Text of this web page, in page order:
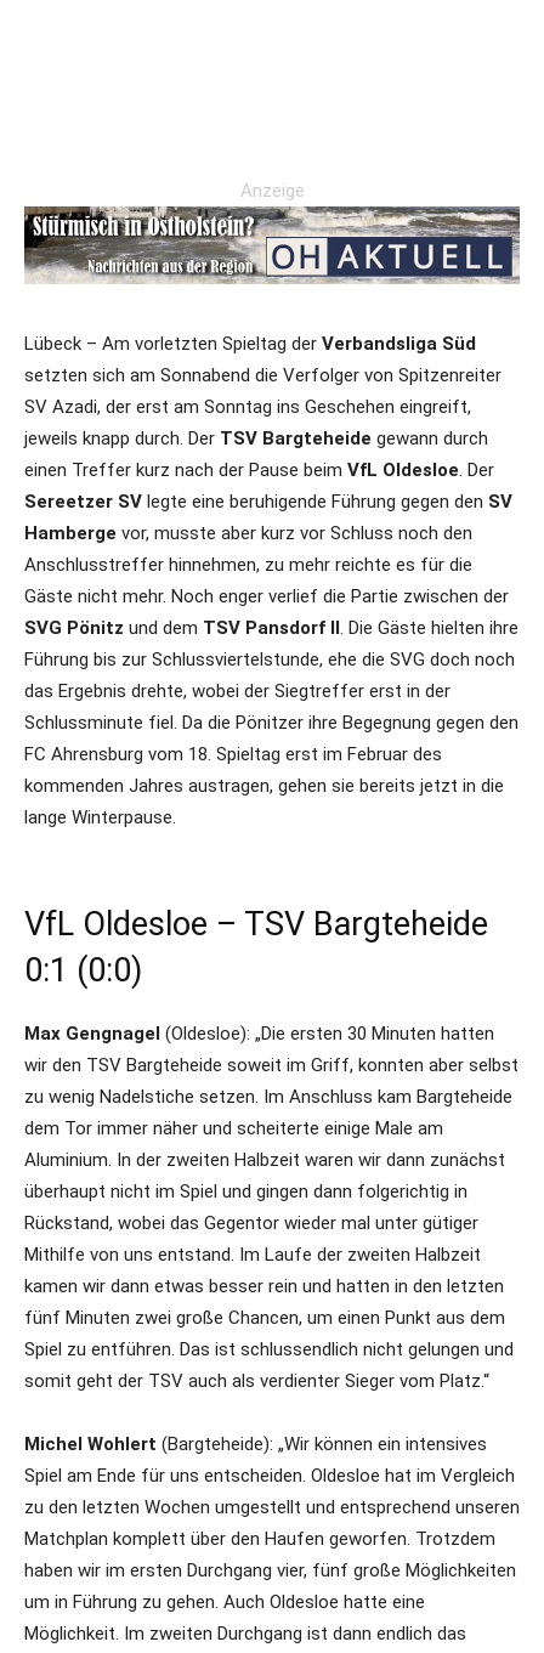
Anzeige
Lübeck – Am vorletzten Spieltag der Verbandsliga Süd
setzten sich am Sonnabend die Verfolger von Spitzenreiter
SV Azadi, der erst am Sonntag ins Geschehen eingreift,
jeweils knapp durch. Der TSV Bargteheide gewann durch
einen Treffer kurz nach der Pause beim VfL Oldesloe. Der
Sereetzer SV legte eine beruhigende Führung gegen den SV
Hamberge vor, musste aber kurz vor Schluss noch den
Anschlusstreffer hinnehmen, zu mehr reichte es für die
Gäste nicht mehr. Noch enger verlief die Partie zwischen der
SVG Pönitz und dem TSV Pansdorf II. Die Gäste hielten ihre
Führung bis zur Schlussviertelstunde, ehe die SVG doch noch
das Ergebnis drehte, wobei der Siegtreffer erst in der
Schlussminute fiel. Da die Pönitzer ihre Begegnung gegen den
FC Ahrensburg vom 18. Spieltag erst im Februar des
kommenden Jahres austragen, gehen sie bereits jetzt in die
lange Winterpause.
VfL Oldesloe – TSV Bargteheide
0:1 (0:0)
Max Gengnagel (Oldesloe): „Die ersten 30 Minuten hatten
wir den TSV Bargteheide soweit im Griff, konnten aber selbst
zu wenig Nadelstiche setzen. Im Anschluss kam Bargteheide
dem Tor immer näher und scheiterte einige Male am
Aluminium. In der zweiten Halbzeit waren wir dann zunächst
überhaupt nicht im Spiel und gingen dann folgerichtig in
Rückstand, wobei das Gegentor wieder mal unter gütiger
Mithilfe von uns entstand. Im Laufe der zweiten Halbzeit
kamen wir dann etwas besser rein und hatten in den letzten
fünf Minuten zwei große Chancen, um einen Punkt aus dem
Spiel zu entführen. Das ist schlussendlich nicht gelungen und
somit geht der TSV auch als verdienter Sieger vom Platz.“
Michel Wohlert (Bargteheide): „Wir können ein intensives
Spiel am Ende für uns entscheiden. Oldesloe hat im Vergleich
zu den letzten Wochen umgestellt und entsprechend unseren
Matchplan komplett über den Haufen geworfen. Trotzdem
haben wir im ersten Durchgang vier, fünf große Möglichkeiten
um in Führung zu gehen. Auch Oldesloe hatte eine
Möglichkeit. Im zweiten Durchgang ist dann endlich das